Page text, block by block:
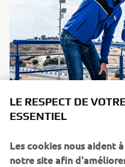
Formulaire de retour:
En savoir plus
LE RESPECT DE
ESSENTIEL
Les cookies nous aident
notre site afin